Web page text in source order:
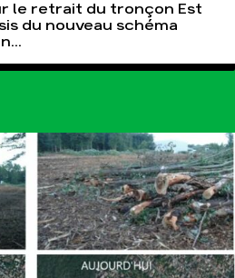
le retrait du tronçon Est
du nouveau schéma